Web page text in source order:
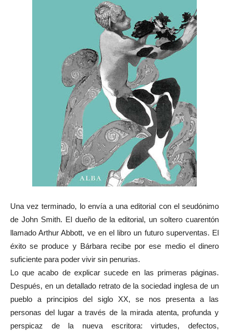
Una vez terminado, lo envía a una editorial con el seudónimo
de John Smith. El dueño de la editorial, un soltero cuarentón
llamado Arthur Abbott, ve en el libro un futuro superventas. El
éxito se produce y Bárbara recibe por ese medio el dinero
suficiente para poder vivir sin penurias.
Lo que acabo de explicar sucede en las primeras páginas.
Después, en un detallado retrato de la sociedad inglesa de un
pueblo a principios del siglo XX, se nos presenta a las
personas del lugar a través de la mirada atenta, profunda y
perspicaz de la nueva escritora: virtudes, defectos,